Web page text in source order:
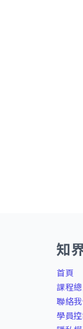
知
首頁
課程
聯絡
學員